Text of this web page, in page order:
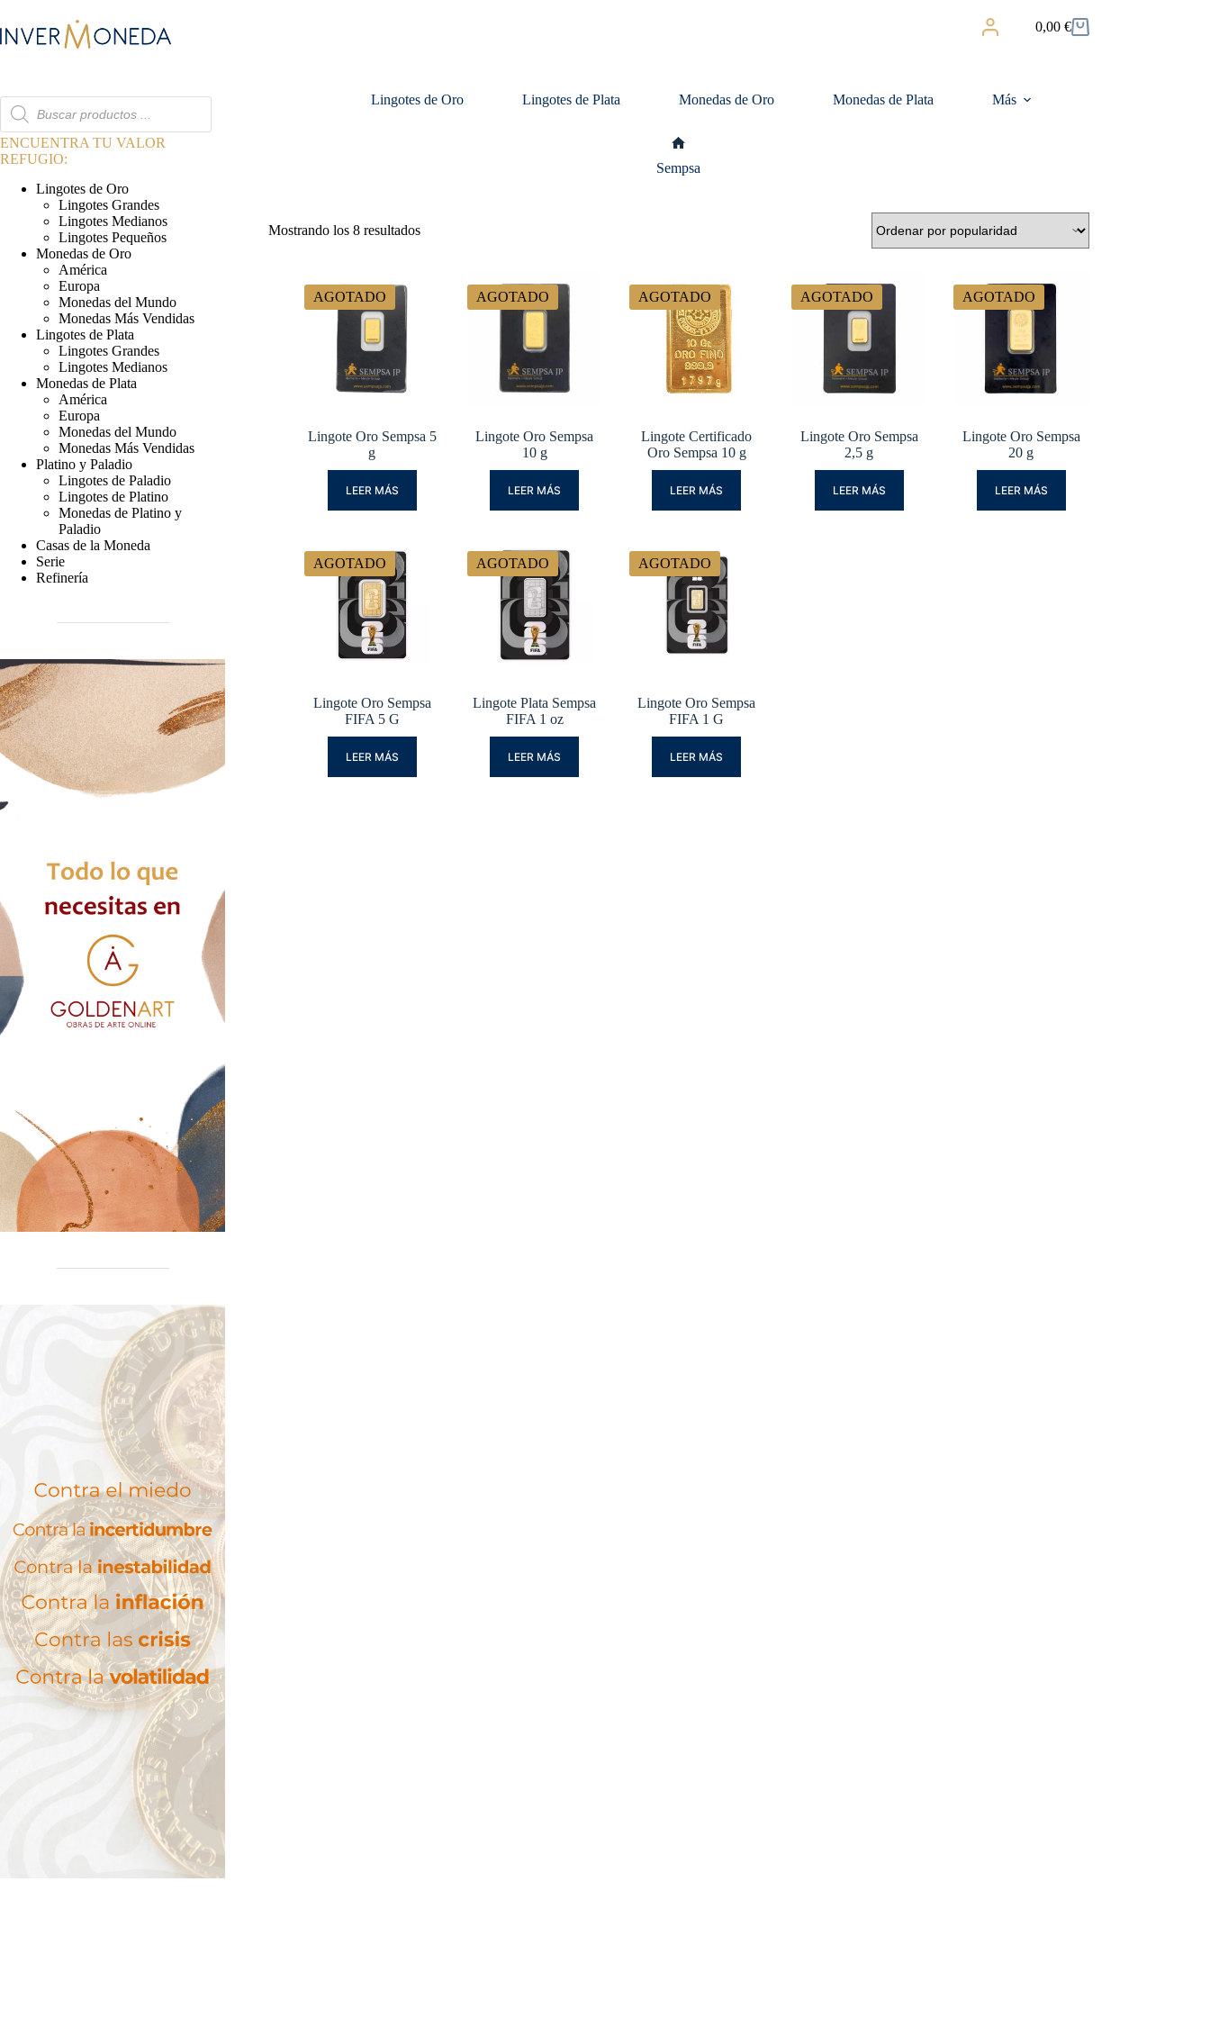
contenido
Carro
0,00 €
Búsqueda
de
productos
Lingotes de Oro Lingotes de Plata Monedas de Oro Monedas de Plata Más
Sempsa
Mostrando los 8 resultados
AGOTADO
Lingote Oro Sempsa 5
g
LEER MÁS
AGOTADO
Lingote Oro Sempsa
10 g
LEER MÁS
AGOTADO
Lingote Certificado
Oro Sempsa 10 g
LEER MÁS
AGOTADO
Lingote Oro Sempsa
2,5 g
LEER MÁS
AGOTADO
Lingote Oro Sempsa
20 g
LEER MÁS
AGOTADO
Lingote Oro Sempsa
FIFA 5 G
LEER MÁS
AGOTADO
Lingote Plata Sempsa
FIFA 1 oz
LEER MÁS
AGOTADO
Lingote Oro Sempsa
FIFA 1 G
LEER MÁS
ENCUENTRA TU VALOR
REFUGIO:
Lingotes de Oro
Lingotes Grandes
Lingotes Medianos
Lingotes Pequeños
Monedas de Oro
América
Europa
Monedas del Mundo
Monedas Más Vendidas
Lingotes de Plata
Lingotes Grandes
Lingotes Medianos
Monedas de Plata
América
Europa
Monedas del Mundo
Monedas Más Vendidas
Platino y Paladio
Lingotes de Paladio
Lingotes de Platino
Monedas de Platino y
Paladio
Casas de la Moneda
Serie
Refinería